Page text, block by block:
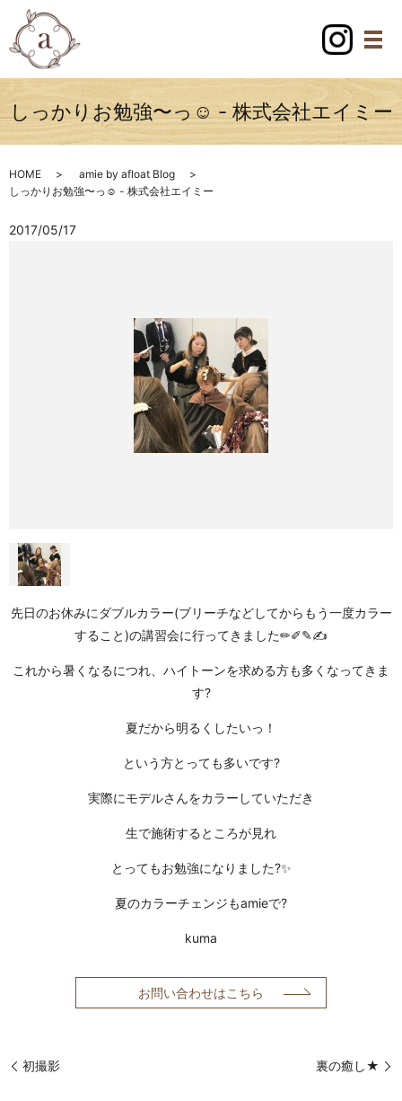
しっかりお勉強〜っ︎☺︎ - 株式会社エイミー
HOME
amie by afloat Blog
しっかりお勉強〜っ︎☺︎ - 株式会社エイミー
2017/05/17
先日のお休みにダブルカラー(ブリーチなどしてからもう一度カラー
すること)の講習会に行ってきました✏✐✎✍
これから暑くなるにつれ、ハイトーンを求める方も多くなってきま
す?
夏だから明るくしたいっ！
という方とっても多いです?
実際にモデルさんをカラーしていただき
生で施術するところが見れ
とってもお勉強になりました?✨
夏のカラーチェンジもamieで?
kuma
お問い合わせはこちら
初撮影 裏の癒し★